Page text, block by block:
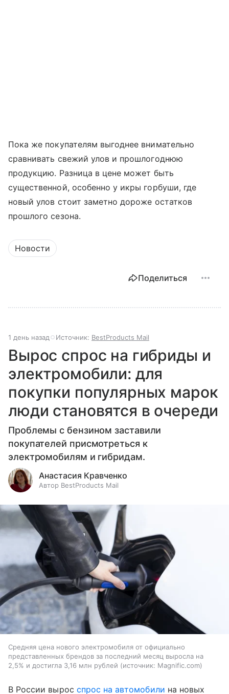
Пока же покупателям выгоднее внимательно
сравнивать свежий улов и прошлогоднюю
продукцию. Разница в цене может быть
существенной, особенно у икры горбуши, где
новый улов стоит заметно дороже остатков
прошлого сезона.
Новости
Поделиться
1 день назад Источник: BestProducts Mail
Вырос спрос на гибриды и
электромобили: для
покупки популярных марок
люди становятся в очереди
Проблемы с бензином заставили
покупателей присмотреться к
электромобилям и гибридам.
Анастасия Кравченко
Автор BestProducts Mail
Средняя цена нового электромобиля от официально
представленных брендов за последний месяц выросла на
2,5% и достигла 3,16 млн рублей
источник: Magnific.com
В России вырос спрос на автомобили на новых